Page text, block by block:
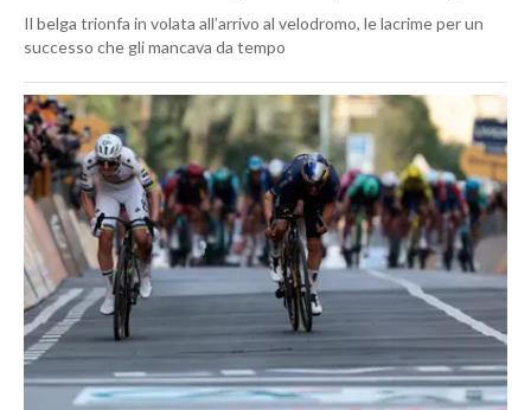
Il belga trionfa in volata all’arrivo al velodromo, le lacrime per un
successo che gli mancava da tempo